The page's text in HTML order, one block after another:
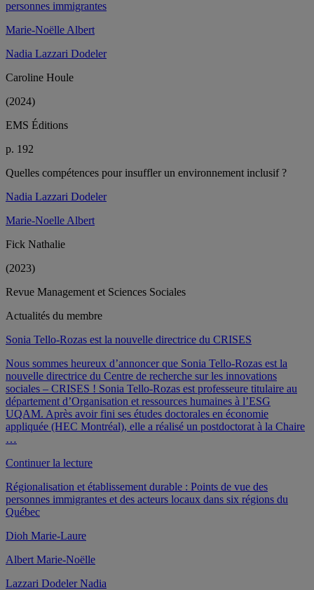
personnes immigrantes
Marie-Noëlle Albert
Nadia Lazzari Dodeler
Caroline Houle
(2024)
EMS Éditions
p. 192
Quelles compétences pour insuffler un environnement inclusif ?
Nadia Lazzari Dodeler
Marie-Noelle Albert
Fick Nathalie
(2023)
Revue Management et Sciences Sociales
Actualités du membre
Sonia Tello-Rozas est la nouvelle directrice du CRISES
Nous sommes heureux d’annoncer que Sonia Tello-Rozas est la
nouvelle directrice du Centre de recherche sur les innovations
sociales – CRISES ! Sonia Tello-Rozas est professeure titulaire au
département d’Organisation et ressources humaines à l’ESG
UQAM. Après avoir fini ses études doctorales en économie
appliquée (HEC Montréal), elle a réalisé un postdoctorat à la Chaire
…
Continuer la lecturede
Tello-
Rozas
du
Régionalisation et établissement durable : Points de vue des
personnes immigrantes et des acteurs locaux dans six régions du
Québec
Dioh Marie-Laure
Albert Marie-Noëlle
Lazzari Dodeler Nadia